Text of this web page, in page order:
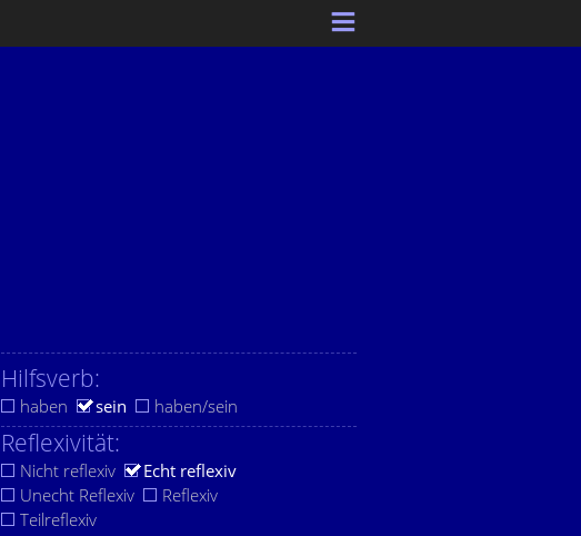
Hilfsverb:
haben sein haben/sein
Reflexivität:
Nicht reflexiv
Echt reflexiv
Unecht Reflexiv
Reflexiv
Teilreflexiv